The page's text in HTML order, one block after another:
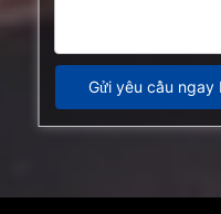
Gửi yêu cầu ngay